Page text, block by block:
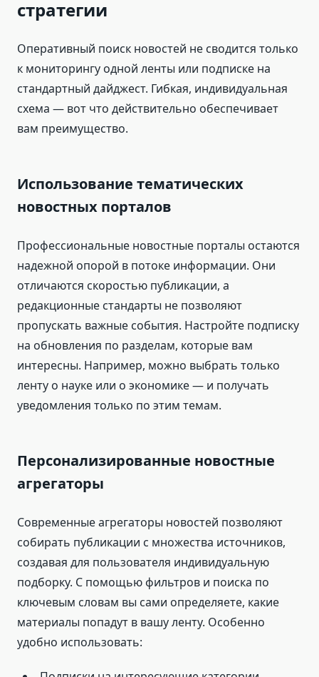
стратегии
Оперативный поиск новостей не сводится только
к мониторингу одной ленты или подписке на
стандартный дайджест. Гибкая, индивидуальная
схема — вот что действительно обеспечивает
вам преимущество.
Использование тематических
новостных порталов
Профессиональные новостные порталы остаются
надежной опорой в потоке информации. Они
отличаются скоростью публикации, а
редакционные стандарты не позволяют
пропускать важные события. Настройте подписку
на обновления по разделам, которые вам
интересны. Например, можно выбрать только
ленту о науке или о экономике — и получать
уведомления только по этим темам.
Персонализированные новостные
агрегаторы
Современные агрегаторы новостей позволяют
собирать публикации с множества источников,
создавая для пользователя индивидуальную
подборку. С помощью фильтров и поиска по
ключевым словам вы сами определяете, какие
материалы попадут в вашу ленту. Особенно
удобно использовать: